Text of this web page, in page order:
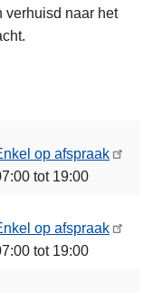
verhuisd naar het
op afspraak
tot 19:00
op afspraak
tot 19:00